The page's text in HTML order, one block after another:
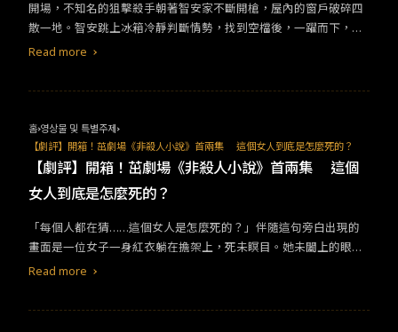
開場，不知名的狙擊殺手朝著智安家不斷開槍，屋內的窗戶破碎四
散一地。智安跳上冰箱冷靜判斷情勢，找到空檔後，一躍而下，成
功躲避子彈。她臥倒在地找尋掉落的槍枝，卻意外發現另一把藏於
場戲也可以看出智安謹記著叔叔進灣的教導，處變不驚地觀測逃生
及反攻路線。智安被迫邊解謎，邊設法存活，可以預測這就是此劇
的兩條主敘事線。&nbsp;圖片來自DISNEY+第一集，故事從智安獲
知進灣過世的消息開始講起。她從認領屍體開始便不斷察覺異狀，
包含進灣死因、「協助殺人」刺青、古老貝殼手機、遺產187億元
以及販賣槍枝的暗網，諸多跡象都指出進灣生前暗地裡行非法勾
當。然而，重重謎團仍未解，智安卻先有生命危險。暗網上有人揚
Read more
홈 영상물 및 특별주제
【劇評】開箱！茁劇場《非殺人小說》首兩集 這個女人到底是怎麼死的？
【劇評】開箱！茁劇場《非殺人小說》首兩集 這個
女人到底是怎麼死的？
「每個人都在猜……這個女人是怎麼死的？」伴隨這句旁白出現的
畫面是一位女子一身紅衣躺在擔架上，死未瞑目。她未闔上的眼，
朝著站在一旁的平安社區的住戶們望去，而平安社區住戶們無一不
Read more